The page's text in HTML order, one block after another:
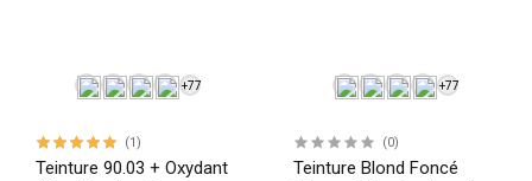
+77
(1)
Teinture 90.03 + Oxydant
+77
(0)
Teinture Blond Foncé